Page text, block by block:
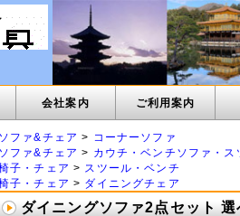
会社案内 ご利用案内
ソファ&チェア >
コーナーソファ
ソファ&チェア > カウチ・ベンチソファ・ス
子・チェア > スツール・ベンチ
子・チェア > ダイニングチェア
ダイニングソファ2点セット